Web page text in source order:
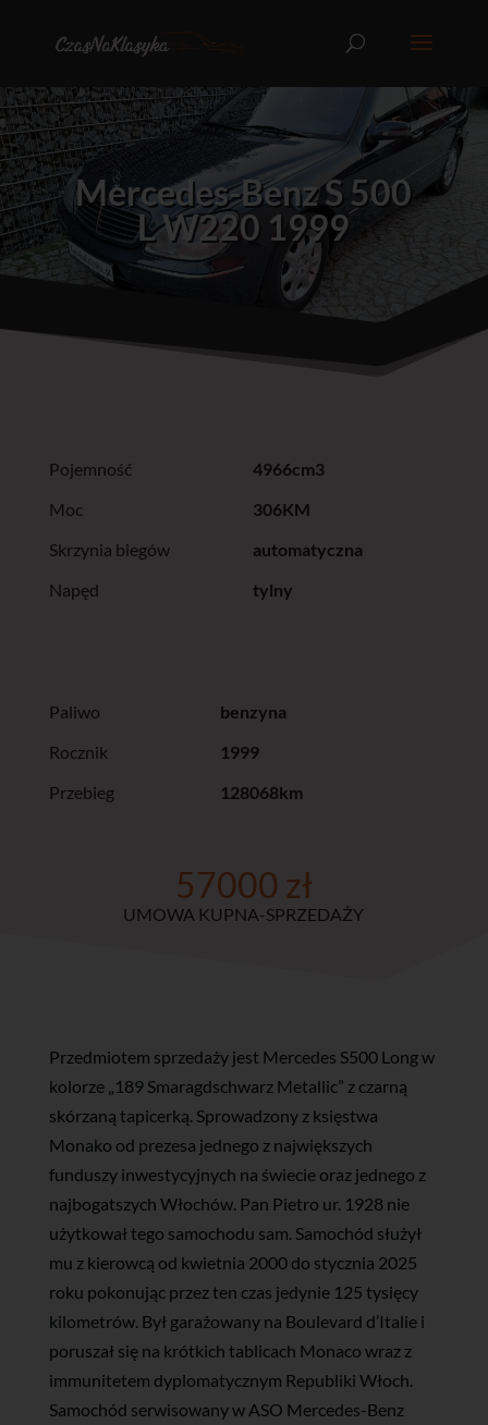
Mercedes-Benz S 500
L W220 1999
Pojemność
4966cm3
Moc
306KM
Skrzynia biegów
automatyczna
Napęd
tylny
Paliwo
benzyna
Rocznik
1999
Przebieg
128068km
57000 zł
UMOWA KUPNA-SPRZEDAŻY
Przedmiotem sprzedaży jest Mercedes S500 Long w
kolorze „189 Smaragdschwarz Metallic” z czarną
skórzaną tapicerką. Sprowadzony z księstwa
Monako od prezesa jednego z największych
funduszy inwestycyjnych na świecie oraz jednego z
najbogatszych Włochów. Pan Pietro ur. 1928 nie
użytkował tego samochodu sam. Samochód służył
mu z kierowcą od kwietnia 2000 do stycznia 2025
roku pokonując przez ten czas jedynie 125 tysięcy
kilometrów. Był garażowany na Boulevard d’Italie i
poruszał się na krótkich tablicach Monaco wraz z
immunitetem dyplomatycznym Republiki Włoch.
Samochód serwisowany w ASO Mercedes-Benz